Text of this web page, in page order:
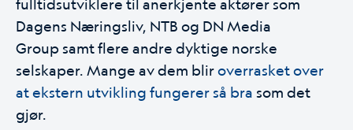
fulltidsutviklere til anerkjente aktører som
Dagens Næringsliv, NTB og DN Media
Group samt flere andre dyktige norske
selskaper. Mange av dem bliroverrasket over
at ekstern utvikling fungerer så bra som det
gjør.